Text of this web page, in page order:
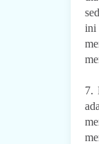
ini
7.